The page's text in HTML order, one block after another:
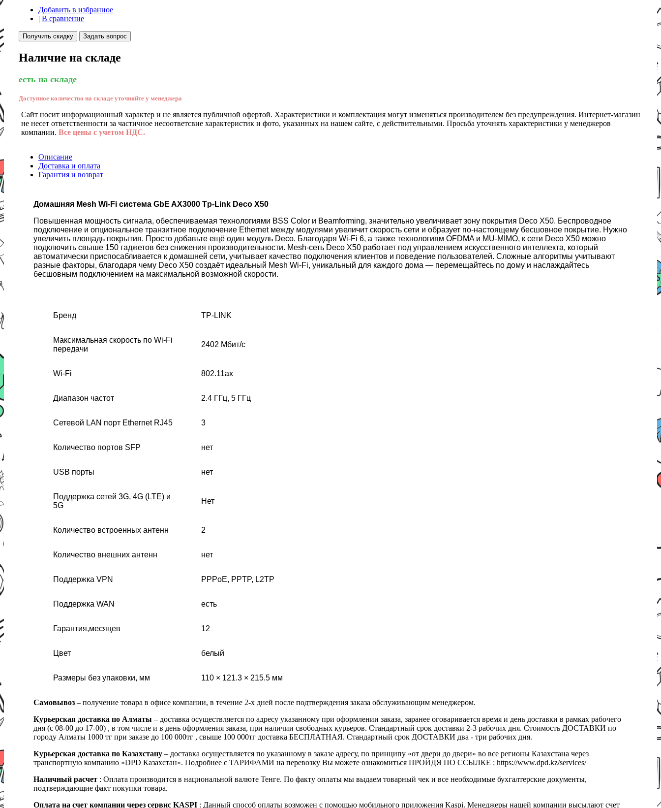
Добавить в избранное
| В сравнение
Получить скидку Задать вопрос
Наличие на складе
есть на складе
Доступное количество на складе уточняйте у менеджера
Сайт носит информационный характер и не является публичной офертой. Характеристики и комплектация могут изменяться производителем без предупреждения. Интернет-магазин
не несет ответственности за частичное несоответсвие характеристик и фото, указанных на нашем сайте, с действительными. Просьба уточнять характеристики у менеджеров
компании. Все цены с учетом НДС.
Описание
Доставка и оплата
Гарантия и возврат
Домашняя Mesh Wi-Fi система GbE AX3000 Tp-Link Deco X50
Повышенная мощность сигнала, обеспечиваемая технологиями BSS Color и Beamforming, значительно увеличивает зону покрытия Deco X50. Беспроводное
подключение и опциональное транзитное подключение Ethernet между модулями увеличит скорость сети и образует по‑настоящему бесшовное покрытие. Нужно
увеличить площадь покрытия. Просто добавьте ещё один модуль Deco. Благодаря Wi-Fi 6, а также технологиям OFDMA и MU-MIMO, к сети Deco X50 можно
подключить свыше 150 гаджетов без снижения производительности. Mesh-сеть Deco X50 работает под управлением искусственного интеллекта, который
автоматически приспосабливается к домашней сети, учитывает качество подключения клиентов и поведение пользователей. Сложные алгоритмы учитывают
разные факторы, благодаря чему Deco X50 создаёт идеальный Mesh Wi-Fi, уникальный для каждого дома — перемещайтесь по дому и наслаждайтесь
бесшовным подключением на максимальной возможной скорости.
Бренд TP-LINK
Максимальная скорость по Wi-Fi
передачи
2402 Мбит/с
Wi-Fi 802.11ax
Диапазон частот 2.4 ГГц, 5 ГГц
Сетевой LAN порт Ethernet RJ45 3
Количество портов SFP нет
USB порты нет
Поддержка сетей 3G, 4G (LTE) и
5G
Нет
Количество встроенных антенн 2
Количество внешних антенн нет
Поддержка VPN PPPoE, PPTP, L2TP
Поддержка WAN есть
Гарантия,месяцев 12
Цвет белый
Размеры без упаковки, мм 110 × 121.3 × 215.5 мм
Самовывоз – получение товара в офисе компании, в течение 2-х дней после подтверждения заказа обслуживающим менеджером.
Курьерская доставка по Алматы – доставка осуществляется по адресу указанному при оформлении заказа, заранее оговаривается время и день доставки в рамках рабочего
дня (с 08-00 до 17-00) , в том числе и в день оформления заказа, при наличии свободных курьеров. Стандартный срок доставки 2-3 рабочих дня. Стоимость ДОСТАВКИ по
городу Алматы 1000 тг при заказе до 100 000тг , свыше 100 000тг доставка БЕСПЛАТНАЯ. Стандартный срок ДОСТАВКИ два - три рабочих дня.
Курьерская доставка по Казахстану – доставка осуществляется по указанному в заказе адресу, по принципу «от двери до двери» во все регионы Казахстана через
транспортную компанию «DPD Казахстан». Подробнее с ТАРИФАМИ на перевозку Вы можете ознакомиться ПРОЙДЯ ПО ССЫЛКЕ : https://www.dpd.kz/services/
Наличный расчет : Оплата производится в национальной валюте Тенге. По факту оплаты мы выдаем товарный чек и все необходимые бухгалтерские документы,
подтверждающие факт покупки товара.
Оплата на счет компании через сервис KASPI : Данный способ оплаты возможен с помощью мобильного приложения Kaspi. Менеджеры нашей компании высылают счет